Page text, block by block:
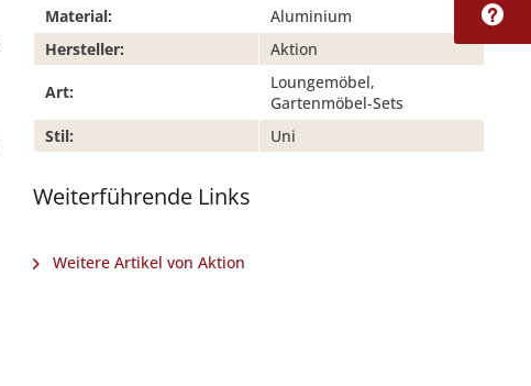
Material:
Aluminium
Hersteller:
Aktion
Art:
Loungemöbel,
Gartenmöbel-Sets
Stil:
Uni
Weiterführende Links
Weitere Artikel von Aktion